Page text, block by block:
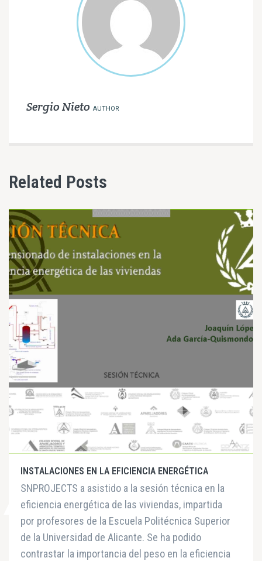
Sergio Nieto AUTHOR
Related Posts
INSTALACIONES EN LA EFICIENCIA ENERGÉTICA
SNPROJECTS a asistido a la sesión técnica en la
eficiencia energética de las viviendas, impartida
por profesores de la Escuela Politécnica Superior
de la Universidad de Alicante. Se ha podido
contrastar la importancia del peso en la eficiencia